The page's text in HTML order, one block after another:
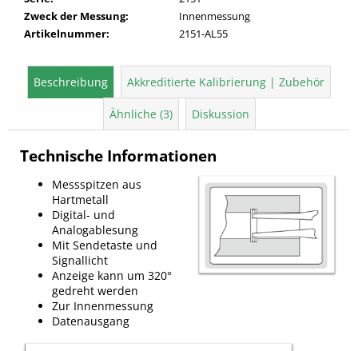
Zweck der Messung:
Innenmessung
Artikelnummer: 2151-AL55
Beschreibung Akkreditierte Kalibrierung | Zubehör
Ähnliche (3) Diskussion
Technische Informationen
Messspitzen aus
Hartmetall
Digital- und
Analogablesung
Mit Sendetaste und
Signallicht
Anzeige kann um 320°
gedreht werden
Zur Innenmessung
Datenausgang